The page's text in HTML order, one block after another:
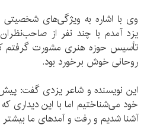
وی با اشاره به ویژگی‌های
یزد آمدم با چند نفر از
تأسیس حوزه هنری مشورت گرفتم
روحانی خوش برخورد بود.
این نویسنده و شاعر یزدی گفت: پیش
خود می‌شناختیم اما با این دیداری
آشنا شدیم و رفت و آمد‌های ما